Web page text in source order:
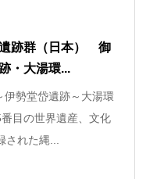
跡群（日本） 御
・大湯環...
勢堂岱遺跡～大湯環
目の世界遺産、文化
れた縄...